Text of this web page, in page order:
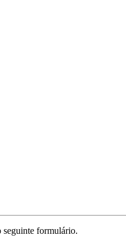
seguinte formulário.